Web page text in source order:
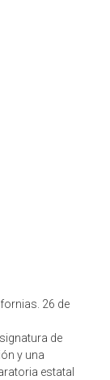
26 de
de
y una
estatal